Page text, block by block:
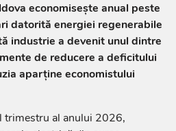
economisește anual peste
datorită energiei regenerabile
industrie a devenit unul dintre
de reducere a deficitului
aparține economistului
trimestru al anului 2026,